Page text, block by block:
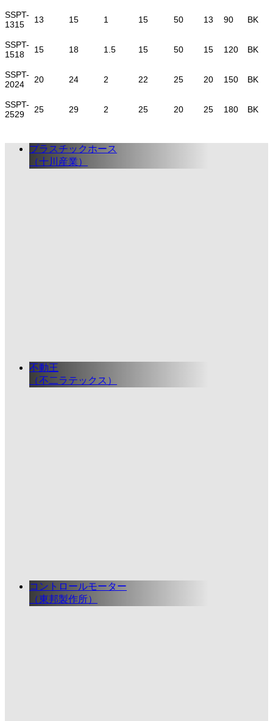
SSPT-
1315
13 15 1 15 50 13 90 BK
SSPT-
1518
15 18 1.5 15 50 15 120 BK
SSPT-
2024
20 24 2 22 25 20 150 BK
SSPT-
2529
25 29 2 25 20 25 180 BK
プラスチックホース
（十川産業）
不動王
（不二ラテックス）
コントロールモーター
（東邦製作所）